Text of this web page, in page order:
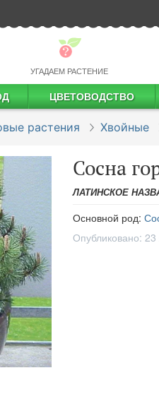
УГАДАЕМ РАСТЕНИЕ
ЦВЕТОВОДСТВО
растения Хвойные
Сосна
ЛАТИНСКОЕ
Основной род:
Опубликовано: 23